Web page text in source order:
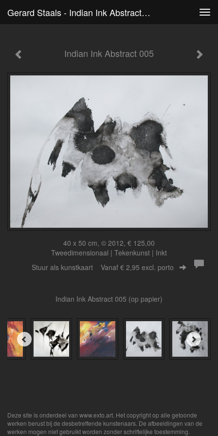
Gerard Staals - Indian Ink Abstract 005
Indian Ink Abstract 005
40 x 50 cm, © 2012, € 125,00
Tweedimensionaal | Tekenkunst | Inkt
Stuur als kunstkaart Vanaf € 2,95 excl. porto
Indian Ink Abstract 005 (op papier)
Deze site is onderdeel van www.exto.art . Het copyright op alle getoonde
werken berust bij de desbetreffende kunstenaars. De afbeeldingen van de
werken mogen niet gebruikt worden zonder schriftelijke toestemming.